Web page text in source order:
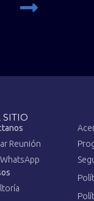
Reunión